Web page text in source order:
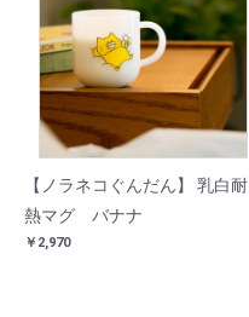
【ノラネコぐんだん】 乳白耐
熱マグ バナナ
￥2,970